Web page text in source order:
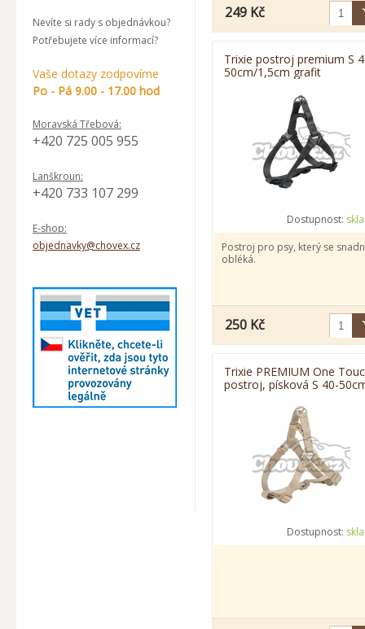
Nevíte si rady s objednávkou?
Potřebujete více informací?
Vaše dotazy zodpovíme
Po - Pá 9.00 - 17.00 hod
Moravská Třebová:
+420 725 005 955
Lanškroun:
+420 733 107 299
E-shop:
objednavky@chovex.cz
249 Kč
Trixie postroj premium S
50cm/1,5cm grafit
Dostupnost:
Postroj pro psy, který se
obléká.
250 Kč
Trixie PREMIUM One
postroj, písková S 40-
Dostupnost: